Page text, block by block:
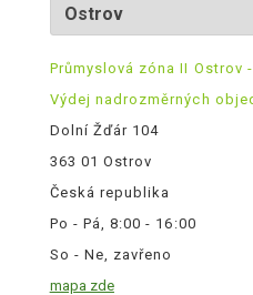
Průmyslová zóna II Ostrov
Výdej nadrozměrných
Dolní Žďár 104
363 01 Ostrov
Česká republika
Po - Pá, 8:00 - 16:00
So - Ne, zavřeno
mapa zde